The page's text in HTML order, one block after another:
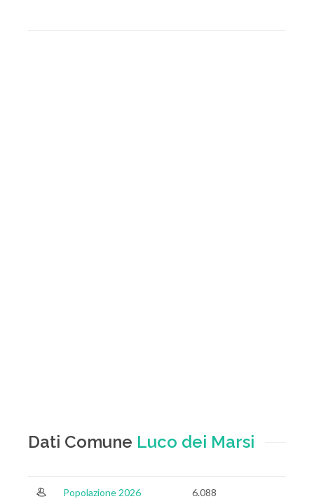
Dati Comune Luco dei Marsi
Popolazione 2026 6.088